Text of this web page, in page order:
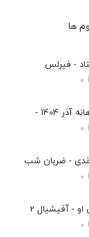
ها
- فیرلس
0
آذر 1404 -
0
- ضربان شب
0
- آفیشیال 2
0